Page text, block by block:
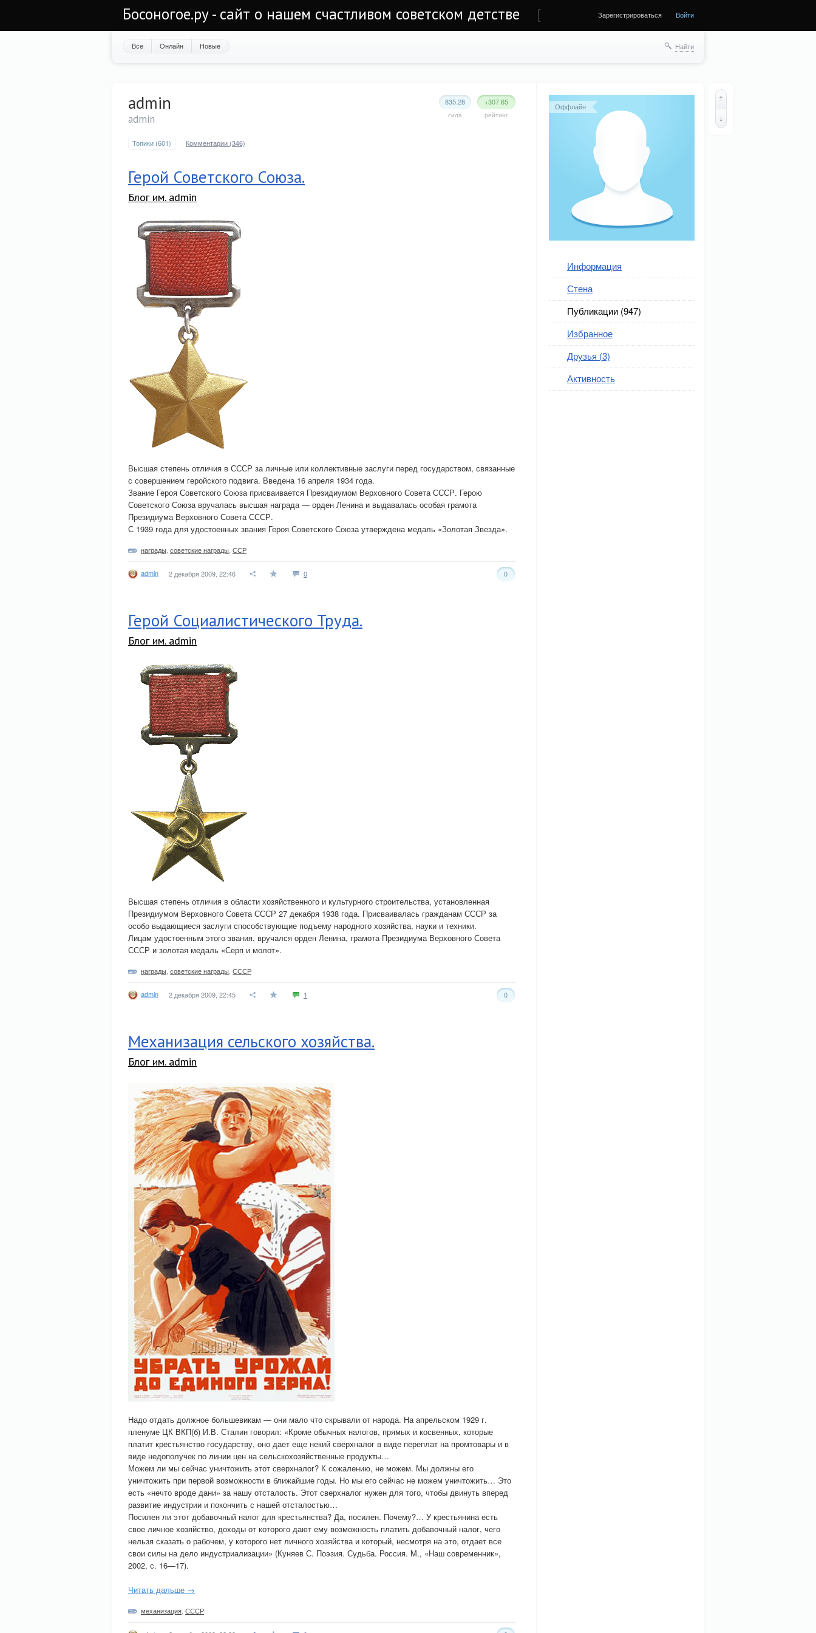
Босоногое.ру - сайт о нашем счастливом советском детстве Зарегистрироваться Войти
Все Онлайн Новые Найти
Оффлайн
Информация
Стена
Публикации (947)
Избранное
Друзья (3)
Активность
+307.65
рейтинг
835.28
сила
admin
admin
Топики (601) Комментарии (346)
Герой Советского Союза.
Блог им. admin
Высшая степень отличия в СССР за личные или коллективные заслуги перед государством, связанные
с совершением геройского подвига. Введена 16 апреля 1934 года.
Звание Героя Советского Союза присваивается Президиумом Верховного Совета СССР. Герою
Советского Союза вручалась высшая награда — орден Ленина и выдавалась особая грамота
Президиума Верховного Совета СССР.
С 1939 года для удостоенных звания Героя Советского Союза утверждена медаль «Золотая Звезда».
награды советские награды ССР
admin 2 декабря 2009, 22:46 0 0
Герой Социалистического Труда.
Блог им. admin
Высшая степень отличия в области хозяйственного и культурного строительства, установленная
Президиумом Верховного Совета СССР 27 декабря 1938 года. Присваивалась гражданам СССР за
особо выдающиеся заслуги способствующие подъему народного хозяйства, науки и техники.
Лицам удостоенным этого звания, вручался орден Ленина, грамота Президиума Верховного Совета
СССР и золотая медаль «Серп и молот».
награды советские награды СССР
admin 2 декабря 2009, 22:45 1 0
Механизация сельского хозяйства.
Блог им. admin
Надо отдать должное большевикам — они мало что скрывали от народа. На апрельском 1929 г.
пленуме ЦК ВКП(б) И.В. Сталин говорил: «Кроме обычных налогов, прямых и косвенных, которые
платит крестьянство государству, оно дает еще некий сверхналог в виде переплат на промтовары и в
виде недополучек по линии цен на сельскохозяйственные продукты…
Можем ли мы сейчас уничтожить этот сверхналог? К сожалению, не можем. Мы должны его
уничтожить при первой возможности в ближайшие годы. Но мы его сейчас не можем уничтожить… Это
есть «нечто вроде дани» за нашу отсталость. Этот сверхналог нужен для того, чтобы двинуть вперед
развитие индустрии и покончить с нашей отсталостью…
Посилен ли этот добавочный налог для крестьянства? Да, посилен. Почему?… У крестьянина есть
свое личное хозяйство, доходы от которого дают ему возможность платить добавочный налог, чего
нельзя сказать о рабочем, у которого нет личного хозяйства и который, несмотря на это, отдает все
свои силы на дело индустриализации» (Куняев С. Поэзия. Судьба. Россия. М., «Наш современник»,
2002, с. 16—17).
Читать дальше →
механизация СССР